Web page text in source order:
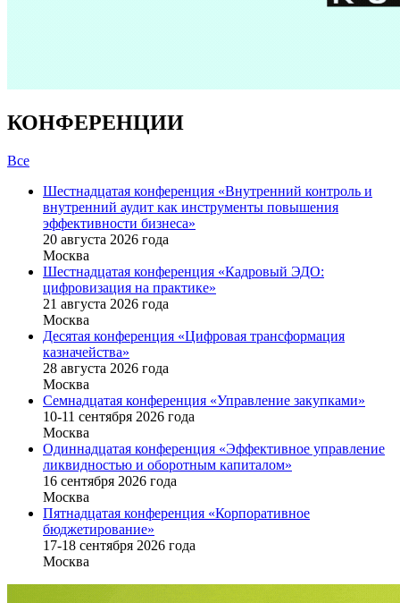
КОНФЕРЕНЦИИ
Все
Шестнадцатая конференция «Внутренний контроль и
внутренний аудит как инструменты повышения
эффективности бизнеса»
20 августа 2026 года
Москва
Шестнадцатая конференция «Кадровый ЭДО:
цифровизация на практике»
21 августа 2026 года
Москва
Десятая конференция «Цифровая трансформация
казначейства»
28 августа 2026 года
Москва
Семнадцатая конференция «Управление закупками»
10-11 сентября 2026 года
Москва
Одиннадцатая конференция «Эффективное управление
ликвидностью и оборотным капиталом»
16 cентября 2026 года
Москва
Пятнадцатая конференция «Корпоративное
бюджетирование»
17-18 сентября 2026 года
Москва